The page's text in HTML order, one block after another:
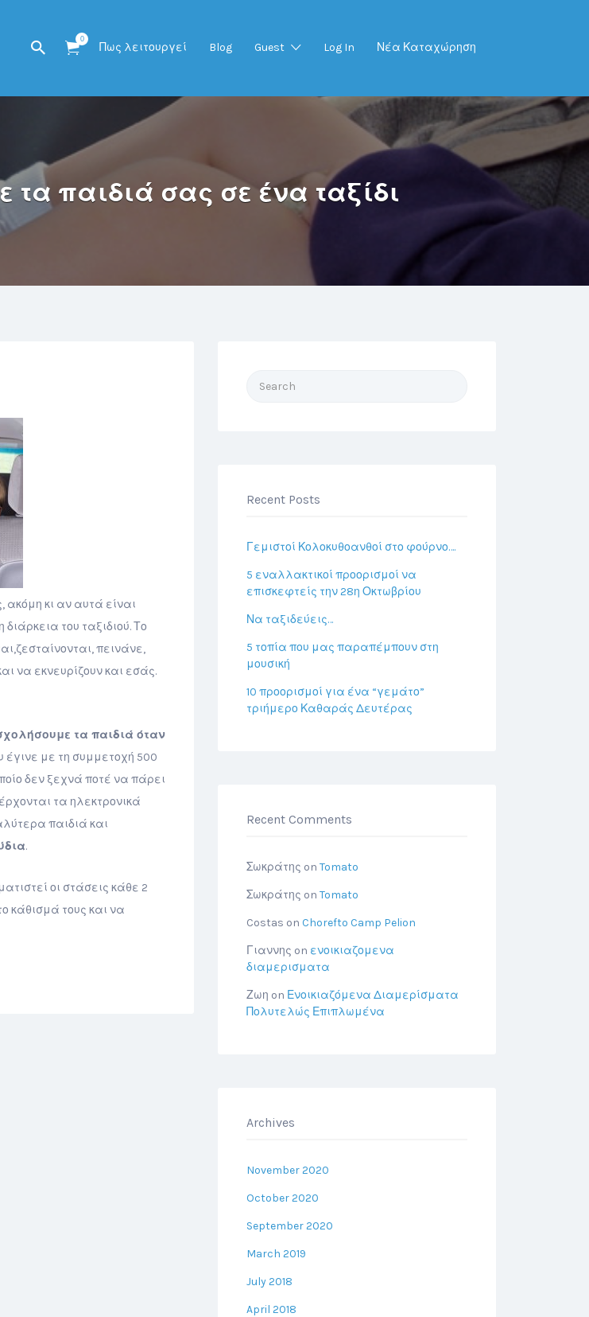
0
Πως λειτουργεί Blog Guest Log In Νέα Καταχώρηση
παιδιά σας σε ένα ταξίδι
ακόμη κι αν αυτά είναι
του ταξιδιού. Το
πεινάνε,
να εκνευρίζουν και εσάς.
τα παιδιά όταν
έγινε με τη συμμετοχή 500
δεν ξεχνά ποτέ να πάρει
τα ηλεκτρονικά
παιδιά και
.
οι στάσεις κάθε 2
κάθισμά τους και να
Search
Recent Posts
Γεμιστοί Κολοκυθοανθοί στο φούρνο….
5 εναλλακτικοί προορισμοί να
επισκεφτείς την 28η Οκτωβρίου
Να ταξιδεύεις…
5 τοπία που μας παραπέμπουν στη
μουσική
10 προορισμοί για ένα “γεμάτο”
τριήμερο Καθαράς Δευτέρας
Recent Comments
Σωκράτης on Tomato
Σωκράτης on Tomato
Costas on Chorefto Camp Pelion
Γιαννης on ενοικιαζομενα
διαμερισματα
Ζωη on Ενοικιαζόμενα Διαμερίσματα
Πολυτελώς Επιπλωμένα
Archives
November 2020
October 2020
September 2020
March 2019
July 2018
April 2018